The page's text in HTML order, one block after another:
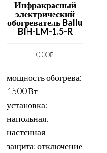
Инфракрасный
электрический
обогреватель Ballu
BIH-LM-1.5-R
0,00₽
мощность обогрева:
1500 Вт
установка:
напольная,
настенная
защита: отключение